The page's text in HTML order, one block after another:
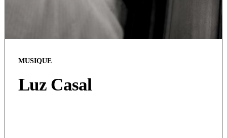
MUSIQUE
Luz Casal